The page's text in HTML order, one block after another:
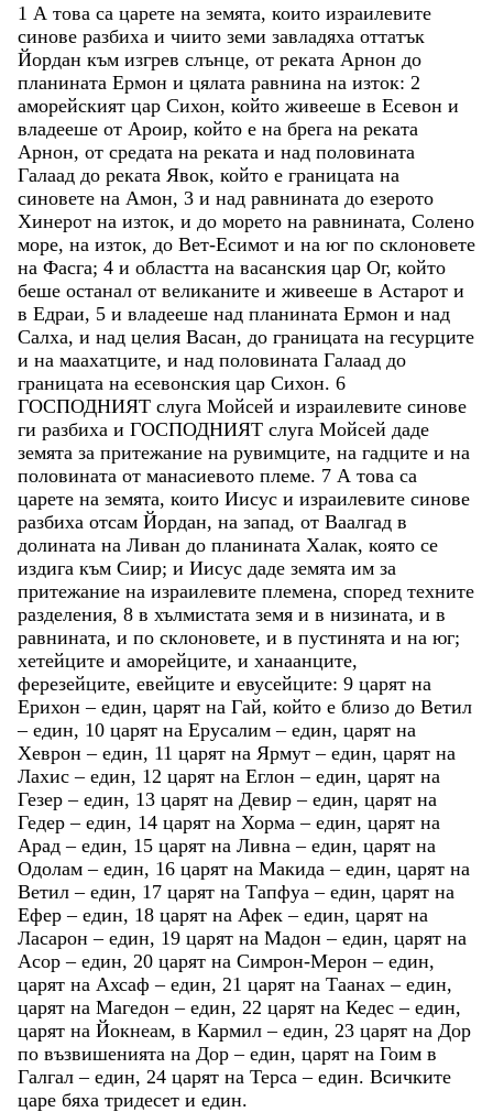
1 А това са царете на земята, които израилевите
синове разбиха и чиито земи завладяха оттатък
Йордан към изгрев слънце, от реката Арнон до
планината Ермон и цялата равнина на изток: 2
аморейският цар Сихон, който живееше в Есевон и
владееше от Ароир, който е на брега на реката
Арнон, от средата на реката и над половината
Галаад до реката Явок, който е границата на
синовете на Амон, 3 и над равнината до езерото
Хинерот на изток, и до морето на равнината, Солено
море, на изток, до Вет-Есимот и на юг по склоновете
на Фасга; 4 и областта на васанския цар Ог, който
беше останал от великаните и живееше в Астарот и
в Едраи, 5 и владееше над планината Ермон и над
Салха, и над целия Васан, до границата на гесурците
и на маахатците, и над половината Галаад до
границата на есевонския цар Сихон. 6
ГОСПОДНИЯТ слуга Мойсей и израилевите синове
ги разбиха и ГОСПОДНИЯТ слуга Мойсей даде
земята за притежание на рувимците, на гадците и на
половината от манасиевото племе. 7 А това са
царете на земята, които Иисус и израилевите синове
разбиха отсам Йордан, на запад, от Ваалгад в
долината на Ливан до планината Халак, която се
издига към Сиир; и Иисус даде земята им за
притежание на израилевите племена, според техните
разделения, 8 в хълмистата земя и в низината, и в
равнината, и по склоновете, и в пустинята и на юг;
хетейците и аморейците, и ханаанците,
ферезейците, евейците и евусейците: 9 царят на
Ерихон– един, царят на Гай, който е близо до Ветил
– един, 10 царят на Ерусалим– един, царят на
Хеврон– един, 11 царят на Ярмут– един, царят на
Лахис– един, 12 царят на Еглон– един, царят на
Гезер– един, 13 царят на Девир– един, царят на
Гедер– един, 14 царят на Хорма– един, царят на
Арад– един, 15 царят на Ливна– един, царят на
Одолам– един, 16 царят на Макида– един, царят на
Ветил– един, 17 царят на Тапфуа– един, царят на
Ефер– един, 18 царят на Афек– един, царят на
Ласарон– един, 19 царят на Мадон– един, царят на
Асор– един, 20 царят на Симрон-Мерон– един,
царят на Ахсаф– един, 21 царят на Таанах– един,
царят на Магедон– един, 22 царят на Кедес– един,
царят на Йокнеам, в Кармил– един, 23 царят на Дор
по възвишенията на Дор– един, царят на Гоим в
Галгал– един, 24 царят на Терса– един. Всичките
царе бяха тридесет и един.